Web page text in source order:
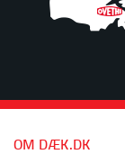
OM DÆK.DK